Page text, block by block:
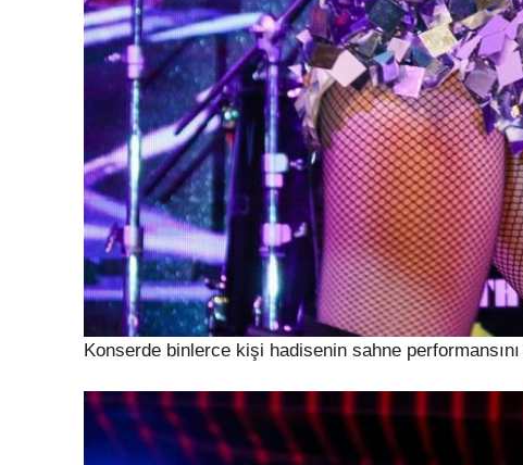
Konserde binlerce kişi hadisenin sahne